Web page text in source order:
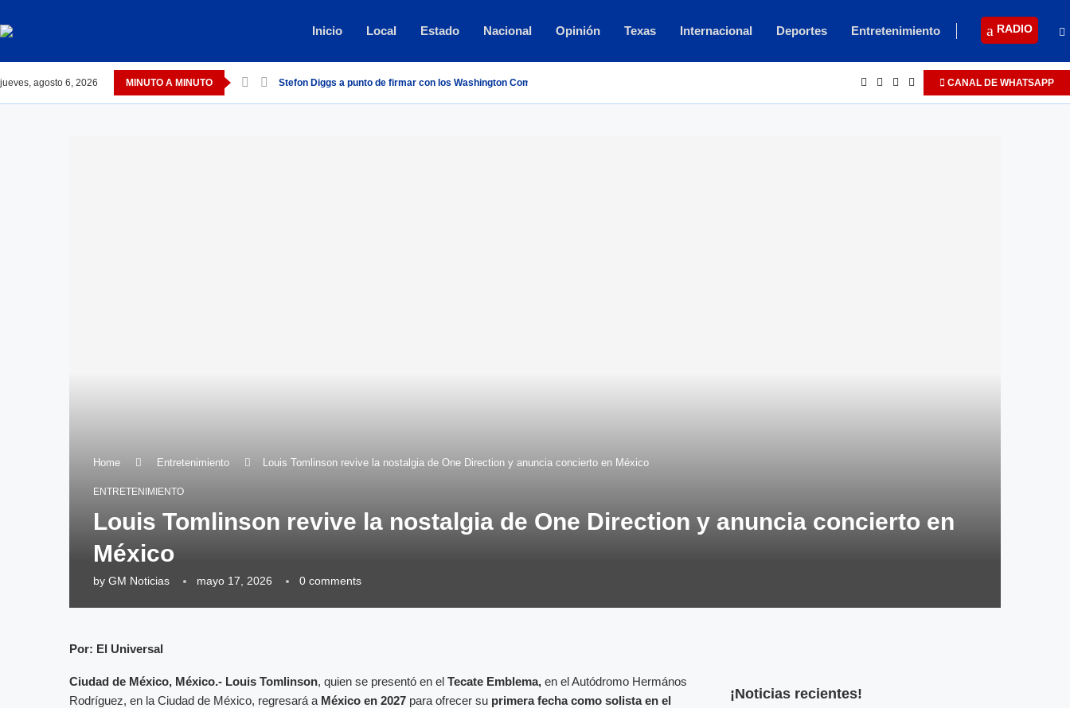
Inicio Local Estado Nacional Opinión Texas Internacional Deportes Entretenimiento RADIO
jueves, agosto 6, 2026 MINUTO A MINUTO Stefon Diggs a punto de firmar con los Washington Commanders CANAL DE WHATSAPP
Home Entretenimiento Louis Tomlinson revive la nostalgia de One Direction y anuncia concierto en México
ENTRETENIMIENTO
Louis Tomlinson revive la nostalgia de One Direction y anuncia concierto en
México
by GM Noticias mayo 17, 2026 0 comments
Por: El Universal
Ciudad de México, México.- Louis Tomlinson, quien se presentó en el Tecate Emblema, en el Autódromo Hermános
Rodríguez, en la Ciudad de México, regresará a México en 2027 para ofrecer su primera fecha como solista en el
¡Noticias recientes!